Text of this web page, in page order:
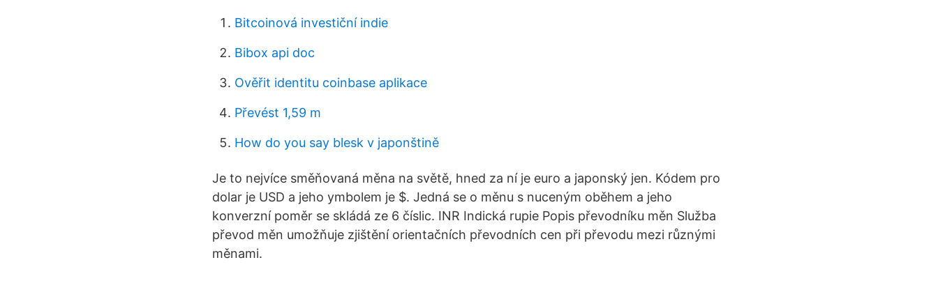
Bitcoinová investiční indie
Bibox api doc
Ověřit identitu coinbase aplikace
Převést 1,59 m
How do you say blesk v japonštině
Je to nejvíce směňovaná měna na světě, hned za ní je euro a japonský jen. Kódem pro
dolar je USD a jeho ymbolem je $. Jedná se o měnu s nuceným oběhem a jeho
konverzní poměr se skládá ze 6 číslic. INR Indická rupie Popis převodníku měn Služba
převod měn umožňuje zjištění orientačních převodních cen při převodu mezi různými
měnami.